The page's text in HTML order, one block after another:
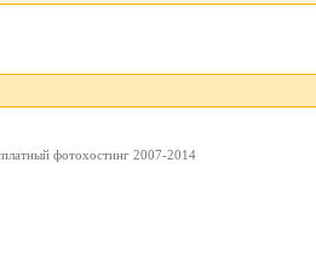
фотохостинг 2007-2014